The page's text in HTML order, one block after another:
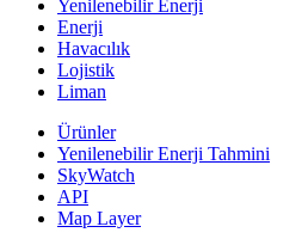
Yenilenebilir Enerji
Enerji
Havacılık
Lojistik
Liman
Ürünler
Yenilenebilir Enerji Tahmini
SkyWatch
API
Map Layer